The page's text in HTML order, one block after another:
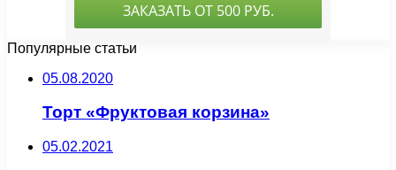
Популярные статьи
05.08.2020
Торт «Фруктовая корзина»
05.02.2021